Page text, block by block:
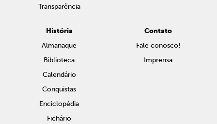
Transparência
História
Almanaque
Biblioteca
Calendário
Conquistas
Enciclopédia
Fichário
Contato
Fale conosco!
Imprensa